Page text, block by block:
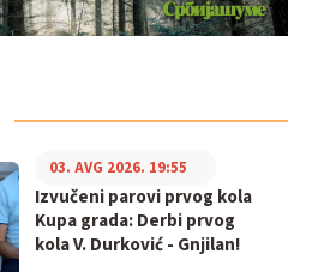
Izvučeni parovi prvog kola
Kupa grada: Derbi prvog
kola V. Durković - Gnjilan!
03. AVG 2026. 19:55